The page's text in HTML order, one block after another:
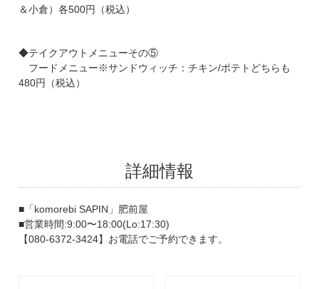
＆小倉）各500円（税込）
◆テイクアウトメニューその⑤
フードメニュー※サンドウィッチ：チキン/ポテトどちらも
480円（税込）
詳細情報
■「 komorebi SAPIN 」肥前屋
■営業時間:9:00〜18:00(Lo:17:30)
【080-6372-3424】お電話でご予約できます。